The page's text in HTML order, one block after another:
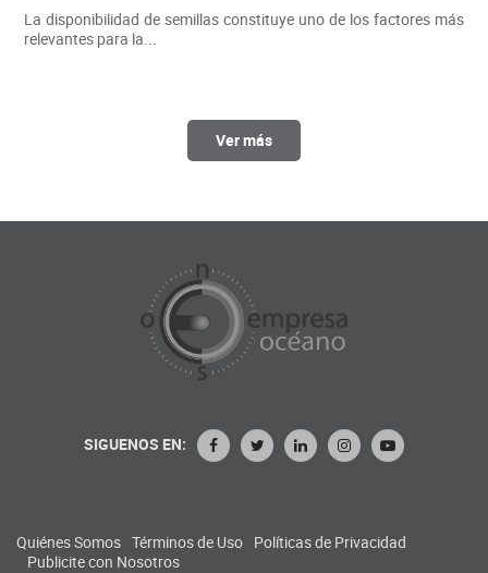
La disponibilidad de semillas constituye uno de los factores más
relevantes para la...
Ver más
SIGUENOS EN:
Quiénes Somos Términos de Uso Políticas de Privacidad
Publicite con Nosotros